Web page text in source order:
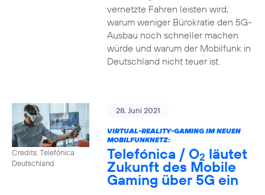
vernetzte Fahren leisten wird,
warum weniger Bürokratie den 5G-
Ausbau noch schneller machen
würde und warum der Mobilfunk in
Deutschland nicht teuer ist.
Credits: Telefónica
Deutschland
28. Juni 2021
VIRTUAL-REALITY-GAMING IM NEUEN
MOBILFUNKNETZ:
Telefónica / O2 läutet
Zukunft des Mobile
Gaming über 5G ein